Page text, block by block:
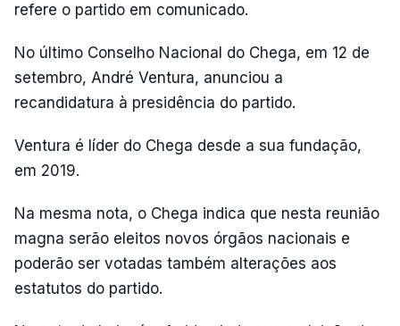
refere o partido em comunicado.
No último Conselho Nacional do Chega, em 12 de
setembro, André Ventura, anunciou a
recandidatura à presidência do partido.
Ventura é líder do Chega desde a sua fundação,
em 2019.
Na mesma nota, o Chega indica que nesta reunião
magna serão eleitos novos órgãos nacionais e
poderão ser votadas também alterações aos
estatutos do partido.